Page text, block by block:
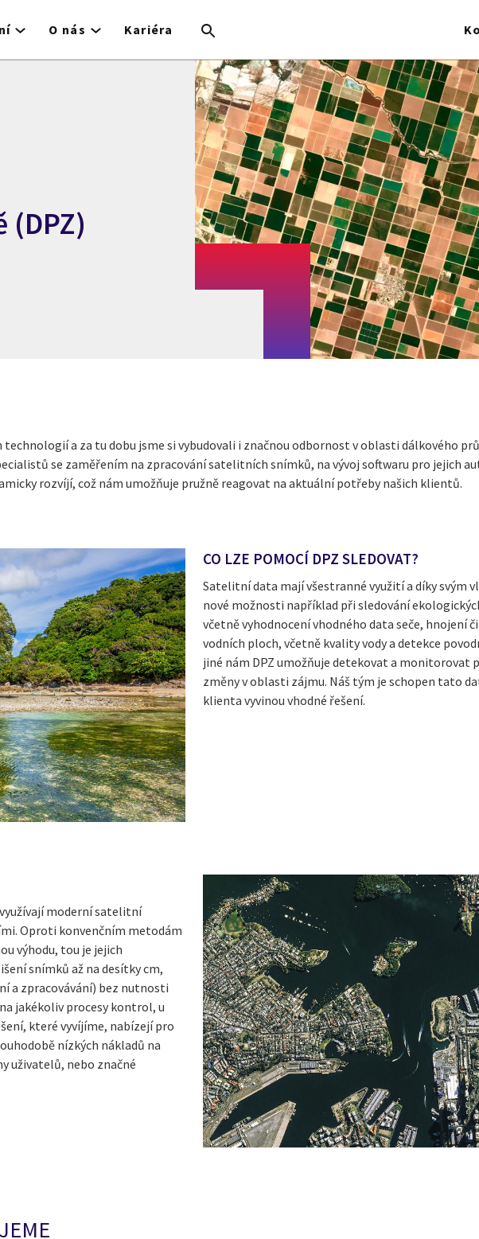
O nás Kariéra
technologií a za tu dobu jsme si vybudovali i značnou odbornost v oblasti dálkového
se zaměřením na zpracování satelitních snímků, na vývoj softwaru pro jejich
rozvíjí, což nám umožňuje pružně reagovat na aktuální potřeby našich klientů.
CO LZE POMOCÍ DPZ SLEDOVAT?
Satelitní data mají všestranné využití a díky svým
nové možnosti například při sledování
včetně vyhodnocení vhodného data seče, hnojení
vodních ploch, včetně kvality vody a detekce
jiné nám DPZ umožňuje detekovat a monitorovat
změny v oblasti zájmu. Náš tým je schopen tato
klienta vyvinou vhodné řešení.
moderní satelitní
Oproti konvenčním metodám
výhodu, tou je jejich
snímků až na desítky cm,
a zpracovávání) bez nutnosti
jakékoliv procesy kontrol, u
které vyvíjíme, nabízejí pro
nízkých nákladů na
uživatelů, nebo značné